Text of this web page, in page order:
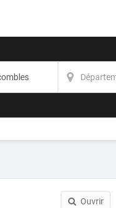
Ouvrir